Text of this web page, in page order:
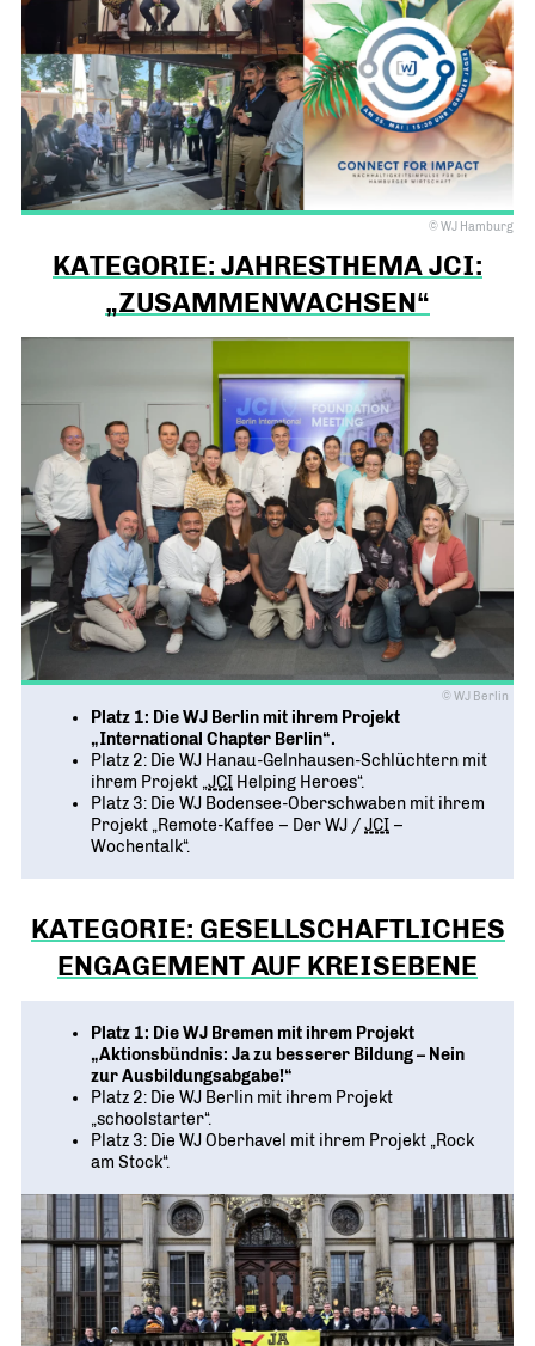
© WJ Hamburg
KATEGORIE: JAHRESTHEMA JCI:
„ZUSAMMENWACHSEN“
© WJ Berlin
Platz 1: Die WJ Berlin mit ihrem Projekt
„International Chapter Berlin“.
Platz 2: Die WJ Hanau-Gelnhausen-Schlüchtern mit
ihrem Projekt „JCI Helping Heroes“.
Platz 3: Die WJ Bodensee-Oberschwaben mit ihrem
Projekt „Remote-Kaffee – Der WJ /JCI –
Wochentalk“.
KATEGORIE: GESELLSCHAFTLICHES
ENGAGEMENT AUF KREISEBENE
Platz 1: Die WJ Bremen mit ihrem Projekt
„Aktionsbündnis: Ja zu besserer Bildung – Nein
zur Ausbildungsabgabe!“
Platz 2: Die WJ Berlin mit ihrem Projekt
„schoolstarter“.
Platz 3: Die WJ Oberhavel mit ihrem Projekt „Rock
am Stock“.